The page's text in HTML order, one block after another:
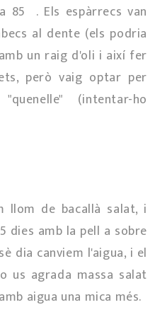
85º. Els espàrrecs van
al dente (els podria
un raig d'oli i així fer
però vaig optar per
(intentar-ho
llom de bacallà salat, i
dies amb la pell a sobre
dia canviem l'aigua, i el
us agrada massa salat
aigua una mica més.